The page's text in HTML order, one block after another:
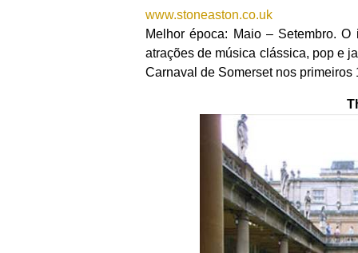
www.stoneaston.co.uk
Melhor época: Maio – Setembro.
atrações de música clássica, pop e
Carnaval de Somerset nos primeiros